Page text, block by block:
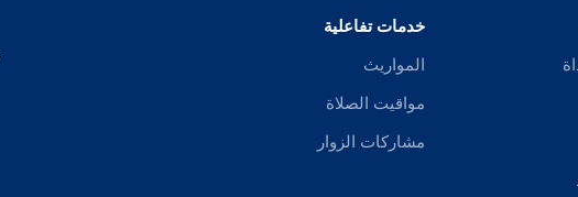
خدمات تفاعلية
المواريث
مواقيت الصلاة
مشاركات الزوار